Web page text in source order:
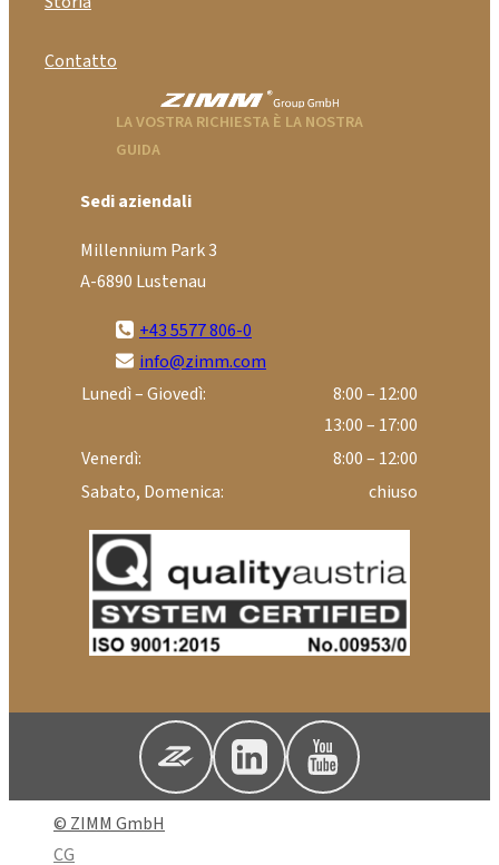
Contatto
LA VOSTRA RICHIESTA È LA NOSTRA
GUIDA
Sedi aziendali
Millennium Park 3
A-6890 Lustenau
+43 5577 806-0
info@zimm.com
Lunedì – Giovedì:
8:00 – 12:00
13:00 – 17:00
Venerdì:
8:00 – 12:00
Sabato, Domenica:
chiuso
© ZIMM GmbH
CG